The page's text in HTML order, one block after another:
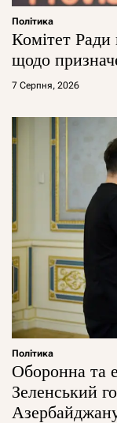
Політика
Комітет Ради
щодо
7 Серпня, 2026
Політика
Оборонна та
Зеленський